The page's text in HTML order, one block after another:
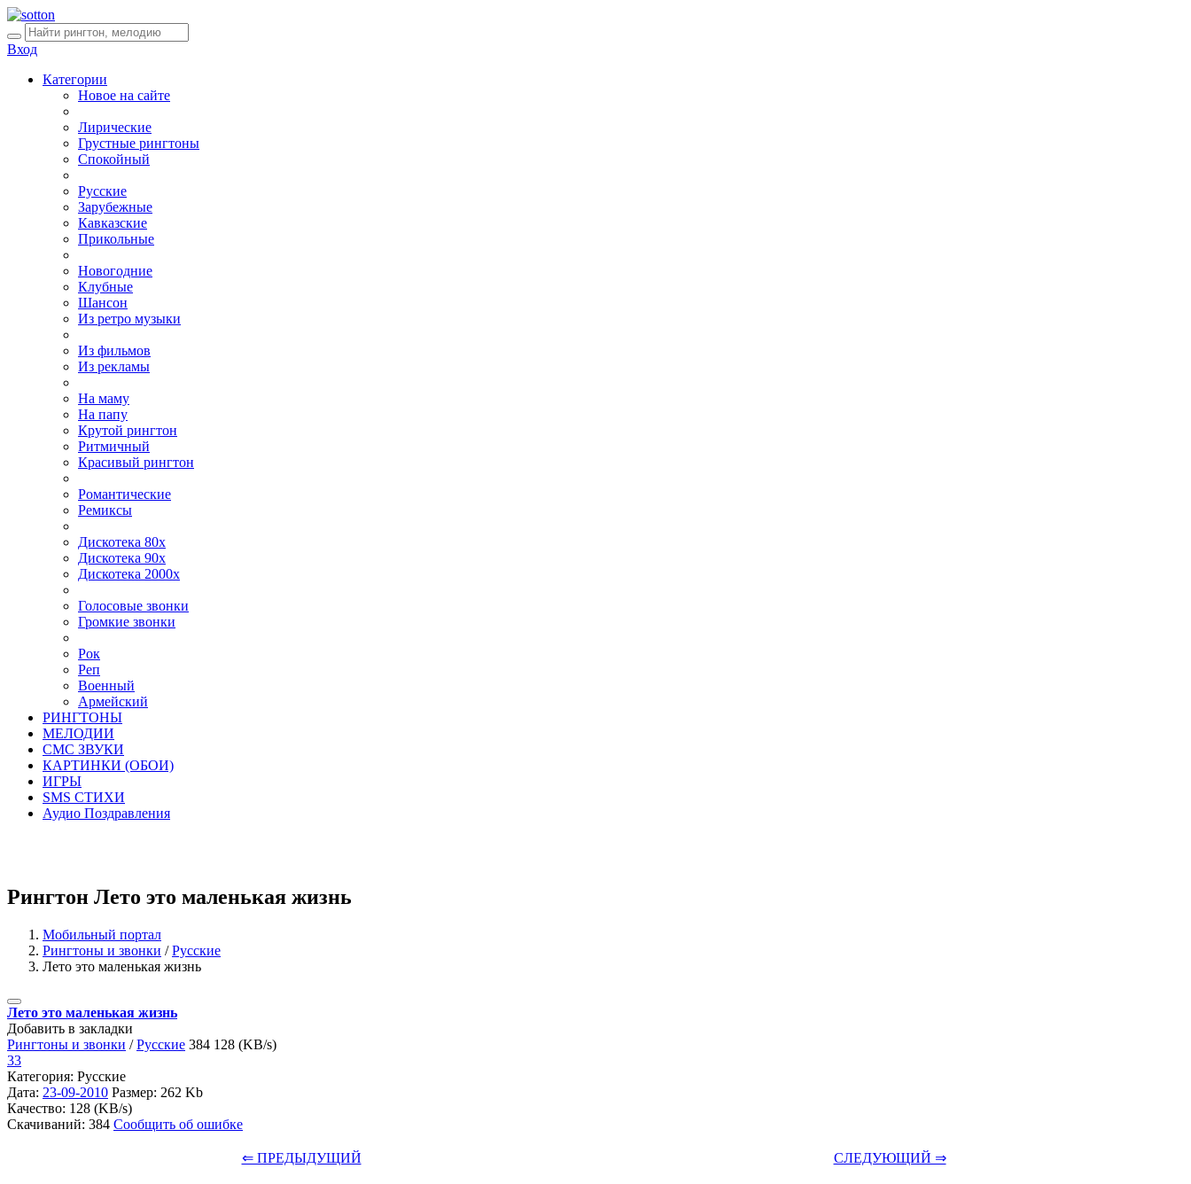
Вход
Категории
Новое на сайте
Лирические
Грустные рингтоны
Спокойный
Русские
Зарубежные
Кавказские
Прикольные
Новогодние
Клубные
Шансон
Из ретро музыки
Из фильмов
Из рекламы
На маму
На папу
Крутой рингтон
Ритмичный
Красивый рингтон
Романтические
Ремиксы
Дискотека 80х
Дискотека 90х
Дискотека 2000х
Голосовые звонки
Громкие звонки
Рок
Реп
Военный
Армейский
РИНГТОНЫ
МЕЛОДИИ
СМС ЗВУКИ
КАРТИНКИ (ОБОИ)
ИГРЫ
SMS СТИХИ
Аудио Поздравления
Рингтон Лето это маленькая жизнь
Мобильный портал
Рингтоны и звонки /Русские
Лето это маленькая жизнь
Лето это маленькая жизнь
Добавить в закладки
Рингтоны и звонки /Русские 384 128 (KB/s)
33
Категория: Русские
Дата: 23-09-2010 Размер: 262 Kb
Качество: 128 (KB/s)
Скачиваний: 384 Сообщить об ошибке
⇐ ПРЕДЫДУЩИЙ СЛЕДУЮЩИЙ ⇒